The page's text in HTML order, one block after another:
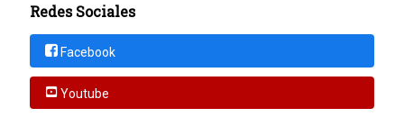
Redes Sociales
Facebook
Youtube